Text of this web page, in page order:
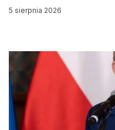
5 sierpnia 2026